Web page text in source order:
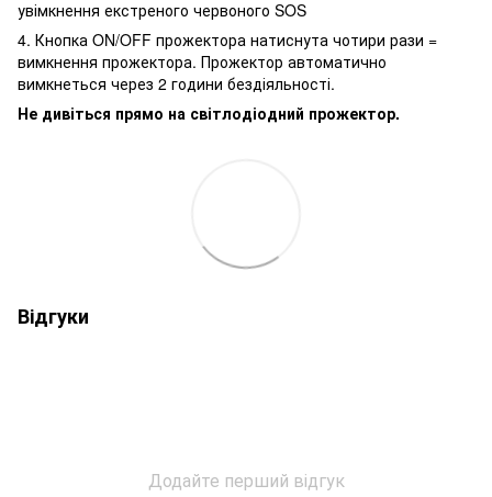
увімкнення екстреного червоного SOS
4. Кнопка ON/OFF прожектора натиснута чотири рази =
вимкнення прожектора. Прожектор автоматично
вимкнеться через 2 години бездіяльності.
Не дивіться прямо на світлодіодний прожектор.
Відгуки
Додайте перший відгук